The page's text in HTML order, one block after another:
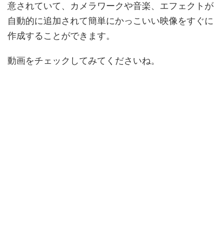
意されていて、カメラワークや音楽、エフェクトが
自動的に追加されて簡単にかっこいい映像をすぐに
作成することができます。
動画をチェックしてみてくださいね。